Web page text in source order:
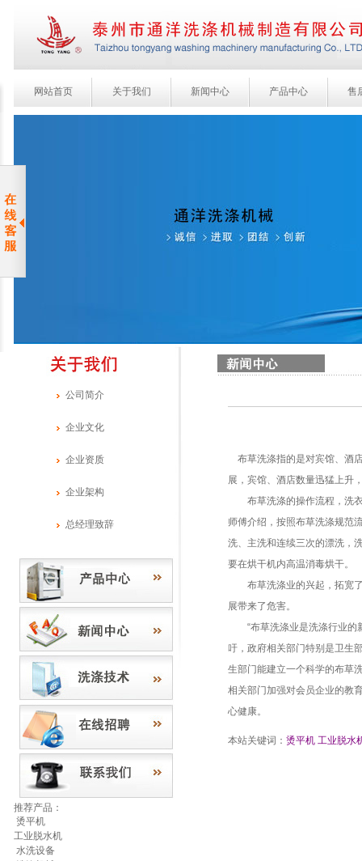
网站首页 关于我们 新闻中心 产品中心 售
公司简介
企业文化
企业资质
企业架构
总经理致辞
推荐产品：
烫平机
工业脱水机
水洗设备
布草洗涤指的是对宾馆、酒
展，宾馆、酒店数量迅猛上升
布草洗涤的操作流程，洗衣
师傅介绍，按照布草洗涤规范
洗、主洗和连续三次的漂洗，
要在烘干机内高温消毒烘干。
布草洗涤业的兴起，拓宽了
展带来了危害。
“布草洗涤业是洗涤行业的新
吁，政府相关部门特别是卫生
生部门能建立一个科学的布草
相关部门加强对会员企业的教
心健康。
本站关键词： 烫平机 工业脱水